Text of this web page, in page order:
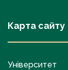
Карта сайту
Університет